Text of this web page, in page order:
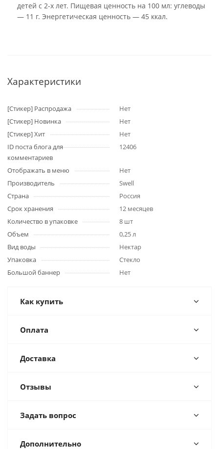
детей с 2-х лет. Пищевая ценность на 100 мл: углеводы
— 11 г. Энергетическая ценность — 45 ккал.
Характеристики
[Стикер] Распродажа
Нет
[Стикер] Новинка
Нет
[Стикер] Хит
Нет
ID поста блога для
комментариев
12406
Отображать в меню
Нет
Производитель
Swell
Страна
Россия
Срок хранения
12 месяцев
Количество в упаковке
8 шт
Объем
0,25 л
Вид воды
Нектар
Упаковка
Стекло
Большой баннер
Нет
Как купить
Оплата
Доставка
Отзывы
Задать вопрос
Дополнительно